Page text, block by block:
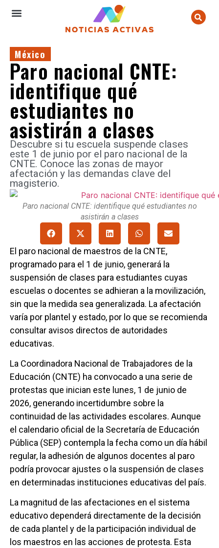
México
Paro nacional CNTE:
identifique qué
estudiantes no
asistirán a clases
Descubre si tu escuela suspende clases
este 1 de junio por el paro nacional de la
CNTE. Conoce las zonas de mayor
afectación y las demandas clave del
magisterio.
Paro nacional CNTE: identifique qué estudiantes no
asistirán a clases
El paro nacional de maestros de la CNTE,
programado para el 1 de junio, generará la
suspensión de clases para estudiantes cuyas
escuelas o docentes se adhieran a la movilización,
sin que la medida sea generalizada. La afectación
varía por plantel y estado, por lo que se recomienda
consultar avisos directos de autoridades
educativas.
La Coordinadora Nacional de Trabajadores de la
Educación (CNTE) ha convocado a una serie de
protestas que inician este lunes, 1 de junio de
2026, generando incertidumbre sobre la
continuidad de las actividades escolares. Aunque
el calendario oficial de la Secretaría de Educación
Pública (SEP) contempla la fecha como un día hábil
regular, la adhesión de algunos docentes al paro
podría provocar ajustes o la suspensión de clases
en determinadas instituciones educativas del país.
La magnitud de las afectaciones en el sistema
educativo dependerá directamente de la decisión
de cada plantel y de la participación individual de
los maestros en las acciones de protesta. Esta